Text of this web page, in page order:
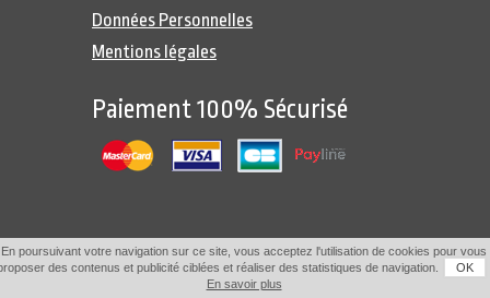
Données Personnelles
Mentions légales
Paiement 100% Sécurisé
En poursuivant votre navigation sur ce site, vous acceptez l'utilisation de cookies pour vous
des contenus et publicité ciblées et réaliser des statistiques de navigation.
OK
En savoir plus